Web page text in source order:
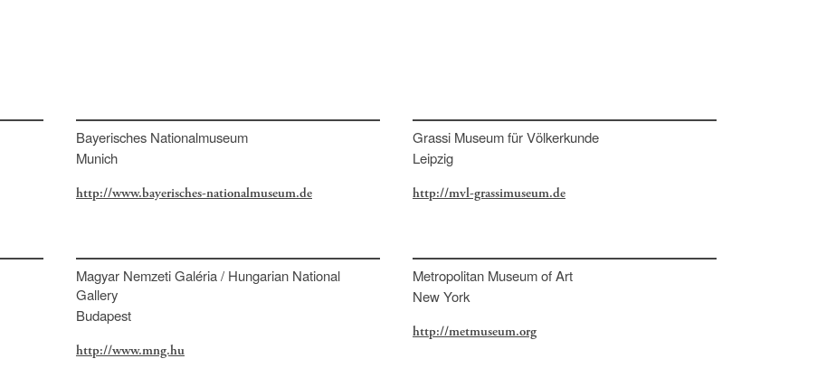
Bayerisches Nationalmuseum
Munich
http://www.bayerisches-nationalmuseum.de
Grassi Museum für Völkerkunde
Leipzig
http://mvl-grassimuseum.de
Magyar Nemzeti Galéria / Hungarian National
Gallery
Budapest
http://www.mng.hu
Metropolitan Museum of Art
New York
http://metmuseum.org